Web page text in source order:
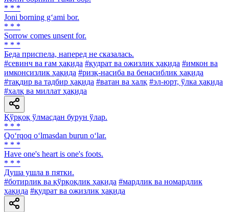
* * *
Joni borning g‘ami bor.
* * *
Sorrow comes unsent for.
* * *
Беда приспела, наперед не сказалась.
#севинч ва ғам ҳақида #қудрат ва ожизлик ҳақида #имкон ва
имконсизлик ҳақида #ризқ-насиба ва бенасиблик ҳақида
#тақдир ва тадбир ҳақида #ватан ва халқ #эл-юрт, ўлка ҳақида
#халқ ва миллат ҳақида
Қўрқоқ ўлмасдан бурун ўлар.
* * *
Qo‘rqoq o‘lmasdan burun o‘lar.
* * *
Have one's heart is one's foots.
* * *
Душа ушла в пятки.
#ботирлик ва қўрқоқлик ҳақида #мардлик ва номардлик
ҳақида #қудрат ва ожизлик ҳақида